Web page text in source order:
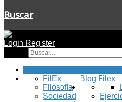
Buscar
Login Register
Blog Filex
FilEx
Filosofía
Sociedad